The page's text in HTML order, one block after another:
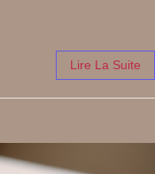
Lire La Suite